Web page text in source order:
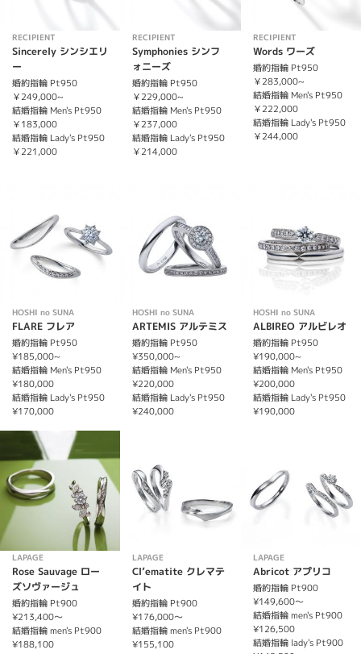
RECIPIENT
Sincerely シンシエリ
ー
婚約指輪 Pt950
￥249,000~
結婚指輪 Men's Pt950
￥183,000
結婚指輪 Lady's Pt950
￥221,000
RECIPIENT
Symphonies シンフ
ォニーズ
婚約指輪 Pt950
￥229,000~
結婚指輪 Men's Pt950
￥237,000
結婚指輪 Lady's Pt950
￥214,000
RECIPIENT
Words ワーズ
婚約指輪 Pt950
￥283,000~
結婚指輪 Men's Pt950
￥222,000
結婚指輪 Lady's Pt950
￥244,000
HOSHI no SUNA
FLARE フレア
婚約指輪 Pt950
¥185,000~
結婚指輪 Men's Pt950
¥180,000
結婚指輪 Lady's Pt950
¥170,000
HOSHI no SUNA
ARTEMIS アルテミス
婚約指輪 Pt950
¥350,000~
結婚指輪 Men's Pt950
¥220,000
結婚指輪 Lady's Pt950
¥240,000
HOSHI no SUNA
ALBIREO アルビレオ
婚約指輪 Pt950
¥190,000~
結婚指輪 Men's Pt950
¥200,000
結婚指輪 Lady's Pt950
¥190,000
LAPAGE
Rose Sauvage ロー
ズソヴァージュ
婚約指輪 Pt900
¥213,400～
結婚指輪 men's Pt900
¥188,100
LAPAGE
Cl’ematite クレマテ
イト
婚約指輪 Pt900
¥176,000～
結婚指輪 men's Pt900
¥155,100
LAPAGE
Abricot アプリコ
婚約指輪 Pt900
¥149,600～
結婚指輪 men's Pt900
¥126,500
結婚指輪 lady's Pt900